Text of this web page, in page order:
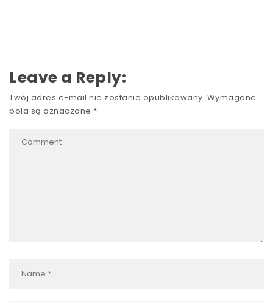
Leave a Reply:
Twój adres e-mail nie zostanie opublikowany. Wymagane
pola są oznaczone *